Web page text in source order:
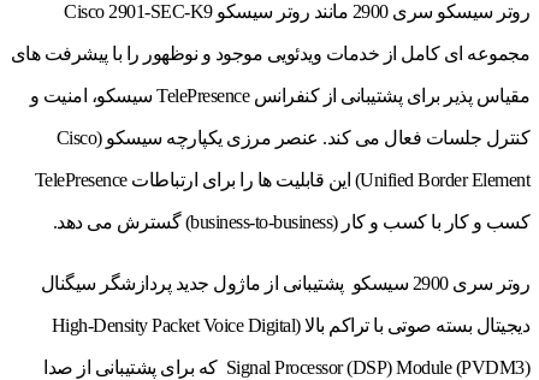
روتر سیسکو سری 2900 مانند روتر سیسکو Cisco 2901-SEC-K9
مجموعه ای کامل از خدمات ویدئویی موجود و نوظهور را با پیشرفت های
مقیاس پذیر برای پشتیبانی از کنفرانس TelePresence سیسکو، امنیت و
کنترل جلسات فعال می کند. عنصر مرزی یکپارچه سیسکو (Cisco
Unified Border Element) این قابلیت ها را برای ارتباطات TelePresence
کسب و کار با کسب و کار (business-to-business) گسترش می دهد.
روتر سری 2900 سیسکو پشتیبانی از ماژول جدید پردازشگر سیگنال
دیجیتال بسته صوتی با تراکم بالا (High-Density Packet Voice Digital
Signal Processor (DSP) Module (PVDM3) که برای پشتیبانی از صدا